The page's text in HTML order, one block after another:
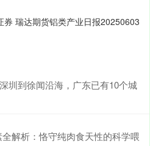
券 瑞达期货铝类产业日报20250603
圳到徐闻沿海，广东已有10个城
解析：恪守纯肉食天性的科学喂